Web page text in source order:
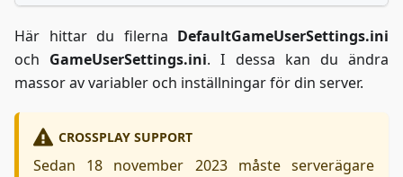
Här hittar du filerna DefaultGameUserSettings.ini
och GameUserSettings.ini. I dessa kan du ändra
massor av variabler och inställningar för din server.
CROSSPLAY SUPPORT
Sedan 18 november 2023 måste serverägare